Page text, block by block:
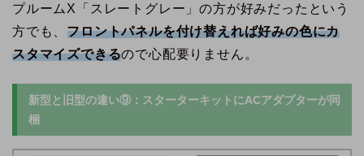
プルームX「スレートグレー」の方が好みだったという
方でも、 フロントパネルを付け替えれば好みの色にカ
スタマイズできるので心配要りません。
新型と旧型の違い⑨：スターターキットにACアダプターが同
梱